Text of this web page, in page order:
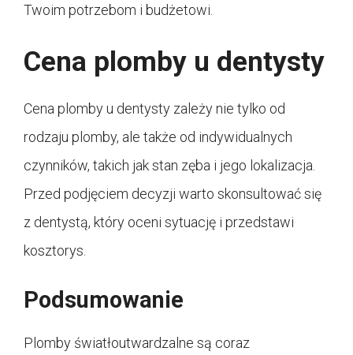
Twoim potrzebom i budżetowi.
Cena plomby u dentysty
Cena plomby u dentysty zależy nie tylko od
rodzaju plomby, ale także od indywidualnych
czynników, takich jak stan zęba i jego lokalizacja.
Przed podjęciem decyzji warto skonsultować się
z dentystą, który oceni sytuację i przedstawi
kosztorys.
Podsumowanie
Plomby światłoutwardzalne są coraz